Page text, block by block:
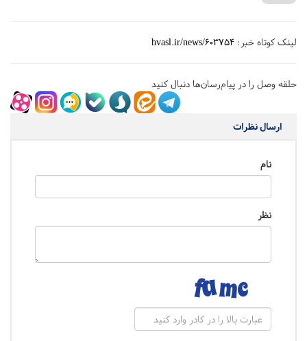
لینک کوتاه خبر: hvasl.ir/news/603754
حلقه وصل را در پیام‌رسان‌ها دنبال کنید
ارسال نظرات
نام
نظر